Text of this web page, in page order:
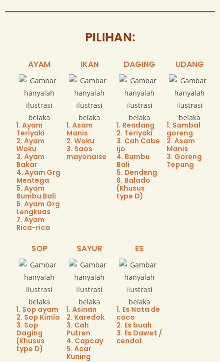
PILIHAN:
AYAM
1. Ayam
Teriyaki
2. Ayam
Woku
3. Ayam
Bakar
4. Ayam Grg
Mentega
5. Ayam
Bumbu Bali
6. Ayam Grg
Lengkuas
7. Ayam
Rica-rica​
IKAN
1. Asam
Manis
2. Woku
3. Saos
mayonaise
DAGING
1. Rendang
2. Teriyaki
3. Cah Cabe
ijo
4. Bumbu
Bali
5. Dendeng
6. Balado
(Khusus
type D)
UDANG
1. Sambal
goreng
2. Asam
Manis
3. Goreng
Tepung
SOP
1. Sop ayam
2. Sop Kimlo
3. Sop
Daging
(Khusus
type D)
SAYUR
1. Asinan
2. Karedok
3. Cah
Putren
4. Capcay
5. Acar
Kuning
ES
1. Es Nata de
coco
2. Es buah
3. Es Dawet /
cendol